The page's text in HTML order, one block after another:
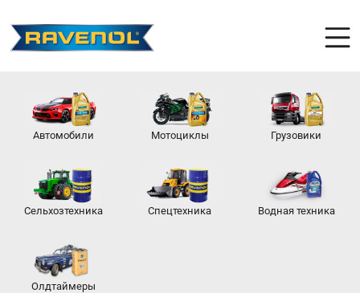
Автомобили Мотоциклы Грузовики
Сельхозтехника Спецтехника Водная техника
Олдтаймеры